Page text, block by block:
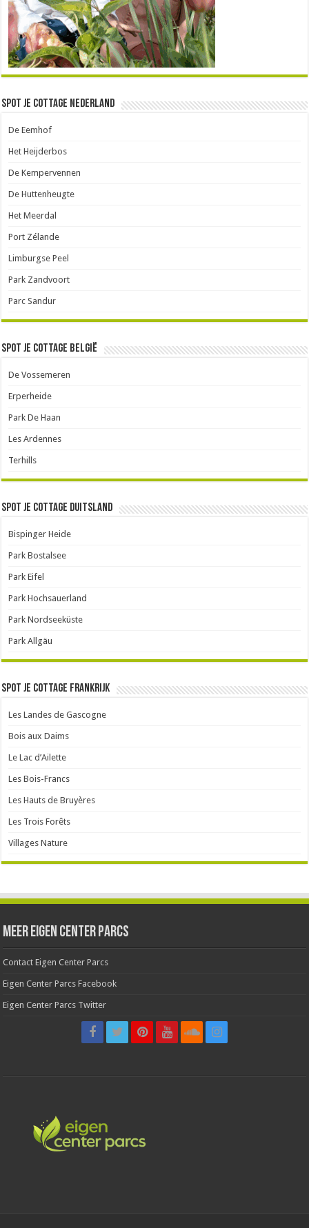
Spot je Cottage Nederland
De Eemhof
Het Heijderbos
De Kempervennen
De Huttenheugte
Het Meerdal
Port Zélande
Limburgse Peel
Park Zandvoort
Parc Sandur
Spot je cottage België
De Vossemeren
Erperheide
Park De Haan
Les Ardennes
Terhills
Spot je cottage Duitsland
Bispinger Heide
Park Bostalsee
Park Eifel
Park Hochsauerland
Park Nordseeküste
Park Allgäu
Spot je cottage Frankrijk
Les Landes de Gascogne
Bois aux Daims
Le Lac d’Ailette
Les Bois-Francs
Les Hauts de Bruyères
Les Trois Forêts
Villages Nature
Meer Eigen Center Parcs
Contact Eigen Center Parcs
Eigen Center Parcs Facebook
Eigen Center Parcs Twitter